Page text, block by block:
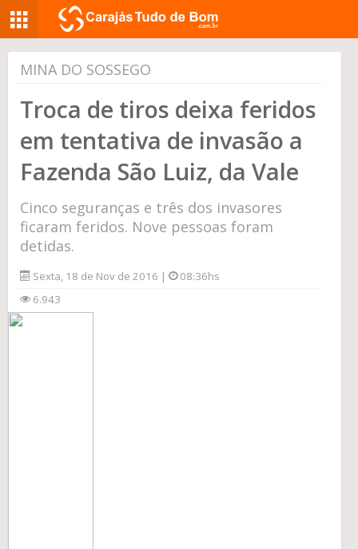
MINA DO SOSSEGO
Troca de tiros deixa feridos
em tentativa de invasão a
Fazenda São Luiz, da Vale
Cinco seguranças e três dos invasores
ficaram feridos. Nove pessoas foram
detidas.
Sexta, 18 de Nov de 2016 |
08:36hs
6.943